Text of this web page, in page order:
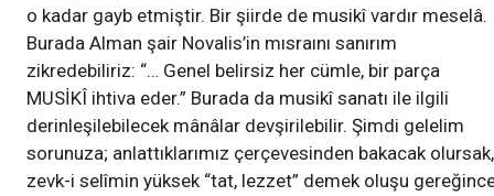
o kadar gayb etmiştir. Bir şiirde de musikî vardır meselâ.
Burada Alman şair Novalis’in mısraını sanırım
zikredebiliriz: “… Genel belirsiz her cümle, bir parça
MUSİKÎ ihtiva eder.” Burada da musikî sanatı ile ilgili
derinleşilebilecek mânâlar devşirilebilir. Şimdi gelelim
sorunuza; anlattıklarımız çerçevesinden bakacak olursak,
zevk-i selîmin yüksek “tat, lezzet” demek oluşu